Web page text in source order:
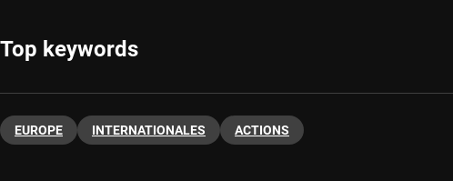
Top keywords
EUROPE INTERNATIONALES ACTIONS